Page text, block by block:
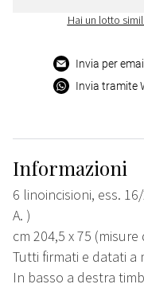
Hai un lotto
Invia per email
Invia tramite
Informazioni
6 linoincisioni, ess.
A. )
cm 204,5 x 75
Tutti firmati e datati a
In basso a destra